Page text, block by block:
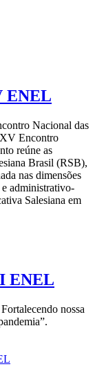
ENEL
Nacional das
Encontro
reúne as
Brasil (RSB),
nas dimensões
administrativo-
Salesiana em
ENEL
nossa